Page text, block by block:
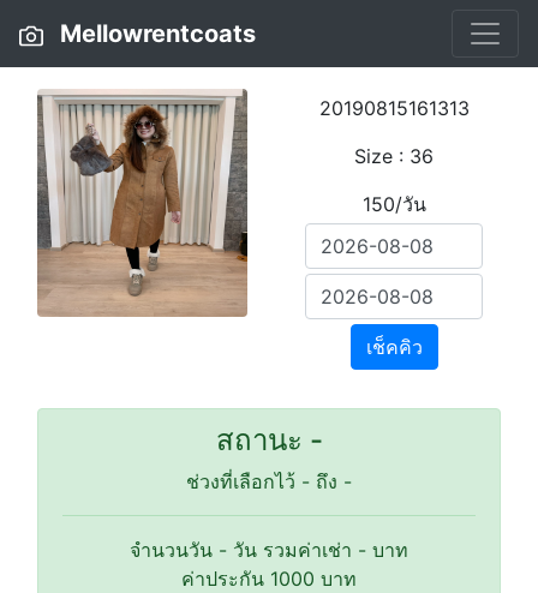
Mellowrentcoats
20190815161313
Size : 36
150/วัน
เช็คคิว
สถานะ -
ช่วงที่เลือกไว้ - ถึง -
จำนวนวัน - วัน รวมค่าเช่า - บาท
ค่าประกัน 1000 บาท